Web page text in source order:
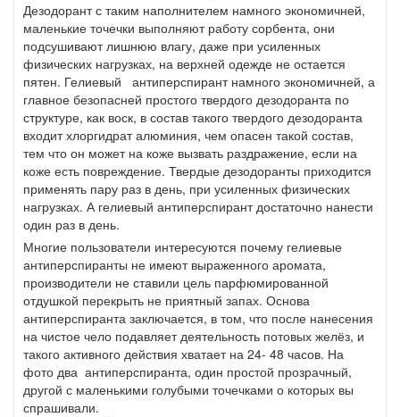
Дезодорант с таким наполнителем намного экономичней,
маленькие точечки выполняют работу сорбента, они
подсушивают лишнюю влагу, даже при усиленных
физических нагрузках, на верхней одежде не остается
пятен. Гелиевый антиперспирант намного экономичней, а
главное безопасней простого твердого дезодоранта по
структуре, как воск, в состав такого твердого дезодоранта
входит хлоргидрат алюминия, чем опасен такой состав,
тем что он может на коже вызвать раздражение, если на
коже есть повреждение. Твердые дезодоранты приходится
применять пару раз в день, при усиленных физических
нагрузках. А гелиевый антиперспирант достаточно нанести
один раз в день.
Многие пользователи интересуются почему гелиевые
антиперспиранты не имеют выраженного аромата,
производители не ставили цель парфюмированной
отдушкой перекрыть не приятный запах. Основа
антиперспиранта заключается, в том, что после нанесения
на чистое чело подавляет деятельность потовых желёз, и
такого активного действия хватает на 24- 48 часов. На
фото два антиперспиранта, один простой прозрачный,
другой с маленькими голубыми точечками о которых вы
спрашивали.